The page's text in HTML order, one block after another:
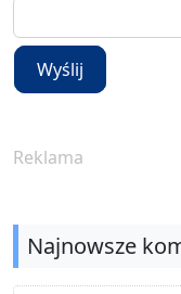
Wyślij
Reklama
Najnowsze